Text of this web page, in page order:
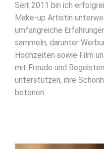
Seit 2011 bin ich
Make-up Artistin
umfangreiche
sammeln, darunter
Hochzeiten sowie Film
mit Freude und
unterstützen, ihre
betonen.